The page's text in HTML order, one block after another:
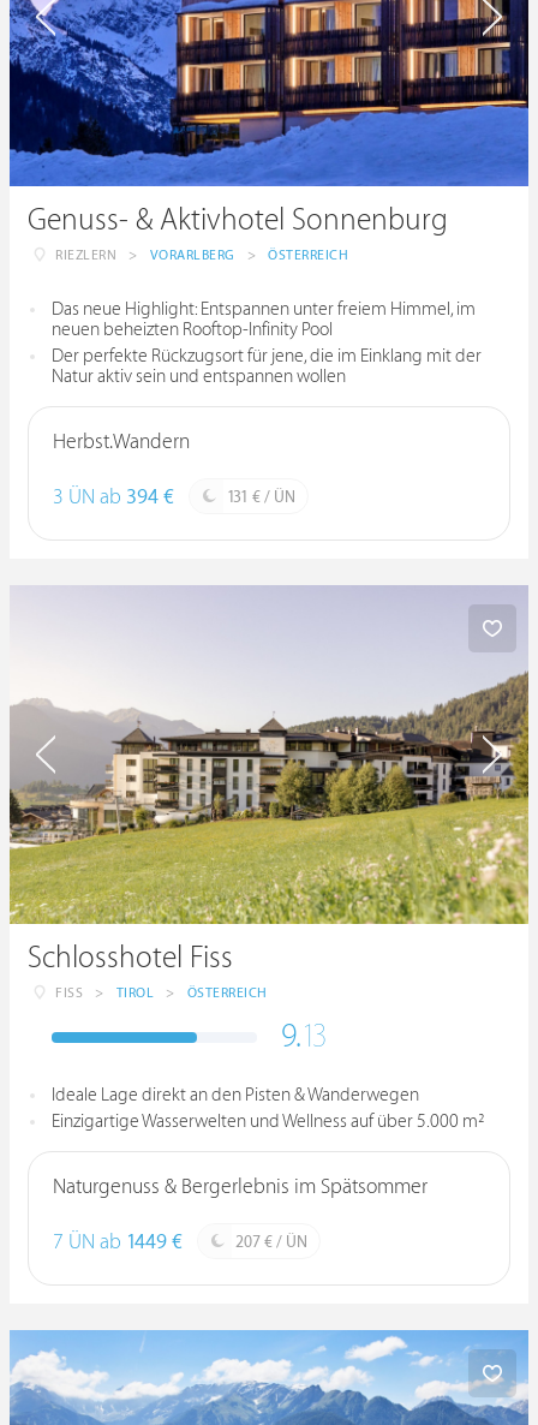
Genuss- & Aktivhotel Sonnenburg
RIEZLERN > VORARLBERG > ÖSTERREICH
Das neue Highlight: Entspannen unter freiem Himmel, im
neuen beheizten Rooftop-Infinity Pool
Der perfekte Rückzugsort für jene, die im Einklang mit der
Natur aktiv sein und entspannen wollen
Herbst.Wandern
3 ÜN ab 394 € 131 € / ÜN
Schlosshotel Fiss
FISS > TIROL > ÖSTERREICH
9.13
Ideale Lage direkt an den Pisten & Wanderwegen
Einzigartige Wasserwelten und Wellness auf über 5.000 m²
Naturgenuss & Bergerlebnis im Spätsommer
7 ÜN ab 1449 € 207 € / ÜN